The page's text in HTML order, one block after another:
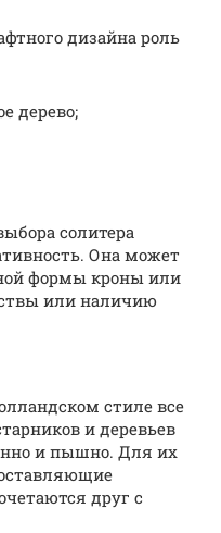
дизайна роль
дерево;
солитера
Она может
формы кроны или
или наличию
стиле все
и деревьев
и пышно. Для их
друг с